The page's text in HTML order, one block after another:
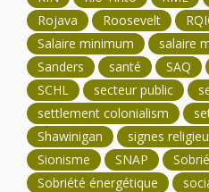
Rojava
Roosevelt
Salaire minimum
salaire
Sanders
santé SAQ
SCHL
secteur public
settlement colonialism
Shawinigan
signes
Sionisme
SNAP
Sobriété énergétique